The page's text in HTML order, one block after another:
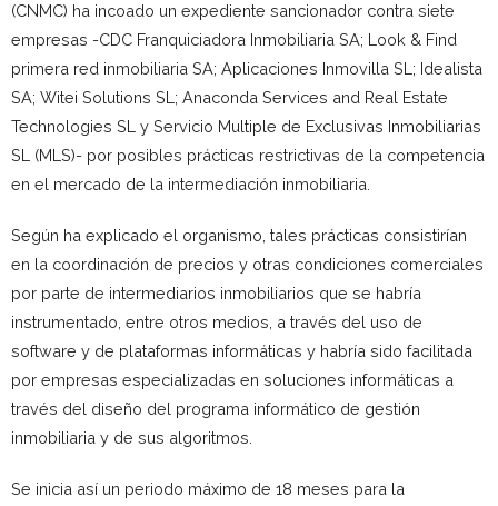
(CNMC) ha incoado un expediente sancionador contra siete
empresas -CDC Franquiciadora Inmobiliaria SA; Look & Find
primera red inmobiliaria SA; Aplicaciones Inmovilla SL; Idealista
SA; Witei Solutions SL; Anaconda Services and Real Estate
Technologies SL y Servicio Multiple de Exclusivas Inmobiliarias
SL (MLS)- por posibles prácticas restrictivas de la competencia
en el mercado de la intermediación inmobiliaria.
Según ha explicado el organismo, tales prácticas consistirían
en la coordinación de precios y otras condiciones comerciales
por parte de intermediarios inmobiliarios que se habría
instrumentado, entre otros medios, a través del uso de
software y de plataformas informáticas y habría sido facilitada
por empresas especializadas en soluciones informáticas a
través del diseño del programa informático de gestión
inmobiliaria y de sus algoritmos.
Se inicia así un periodo máximo de 18 meses para la